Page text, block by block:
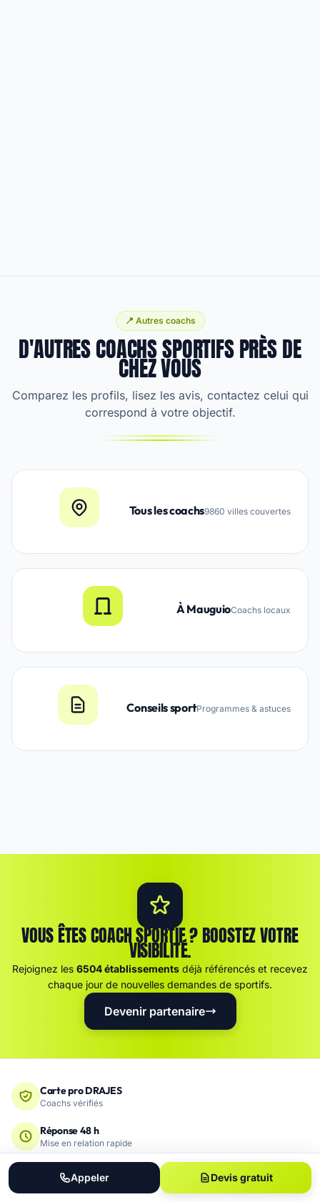
📍 Autres coachs
D'AUTRES COACHS SPORTIFS PRÈS DE
CHEZ VOUS
Comparez les profils, lisez les avis, contactez celui qui
correspond à votre objectif.
Tous les coachs9860 villes couvertes
À MauguioCoachs locaux
Conseils sportProgrammes & astuces
Appeler Devis gratuit
VOUS ÊTES COACH SPORTIF ? BOOSTEZ VOTRE
VISIBILITÉ.
Rejoignez les 6504 établissements déjà référencés et recevez
chaque jour de nouvelles demandes de sportifs.
Devenir partenaire
Carte pro DRAJES
Coachs vérifiés
Réponse 48 h
Mise en relation rapide
Devis 100 % gratuit
Sans engagement